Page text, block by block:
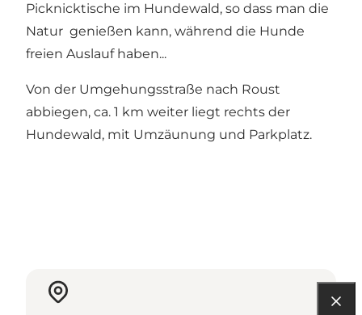
Picknicktische im Hundewald, so dass man die
Natur genießen kann, während die Hunde
freien Auslauf haben...
Von der Umgehungsstraße nach Roust
abbiegen, ca. 1 km weiter liegt rechts der
Hundewald, mit Umzäunung und Parkplatz.